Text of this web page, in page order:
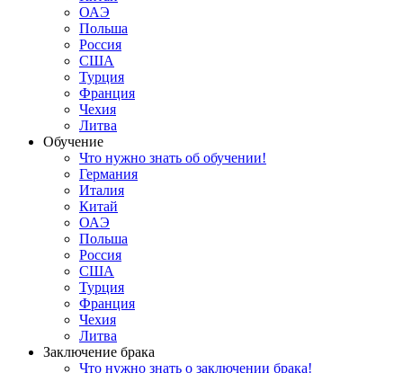
ОАЭ
Польша
Россия
США
Турция
Франция
Чехия
Литва
Обучение
Что нужно знать об обучении!
Германия
Италия
Китай
ОАЭ
Польша
Россия
США
Турция
Франция
Чехия
Литва
Заключение брака
Что нужно знать о заключении брака!